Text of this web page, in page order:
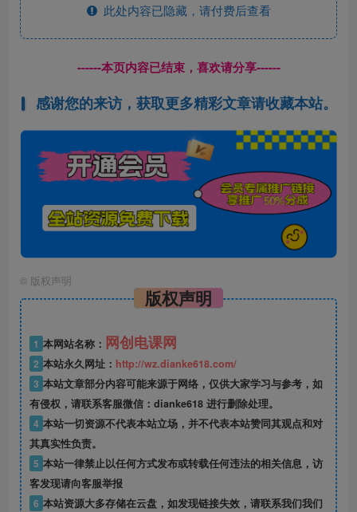
此处内容已隐藏，请付费后查看
------本页内容已结束，喜欢请分享------
感谢您的来访，获取更多精彩文章请收藏本站。
© 版权声明
版权声明
1 本网站名称： 网创电课网
2 本站永久网址： http://wz.dianke618.com/
3 本站文章部分内容可能来源于网络，仅供大家学习与参考，如
有侵权，请联系客服微信：dianke618 进行删除处理。
4 本站一切资源不代表本站立场，并不代表本站赞同其观点和对
其真实性负责。
5 本站一律禁止以任何方式发布或转载任何违法的相关信息，访
客发现请向客服举报
6 本站资源大多存储在云盘，如发现链接失效，请联系我们我们